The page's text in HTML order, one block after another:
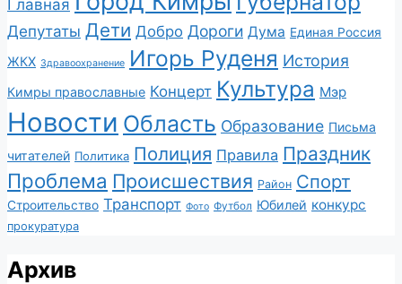
Главная
Депутаты Дети Добро Дороги Дума Единая Россия
ЖКХ Здравоохранение Игорь Руденя История
Кимры православные Концерт Культура Мэр
Новости Область Образование Письма
читателей Политика Полиция Правила Праздник
Проблема Происшествия Район Спорт
Строительство Транспорт Фото Футбол Юбилей конкурс
прокуратура
Архив